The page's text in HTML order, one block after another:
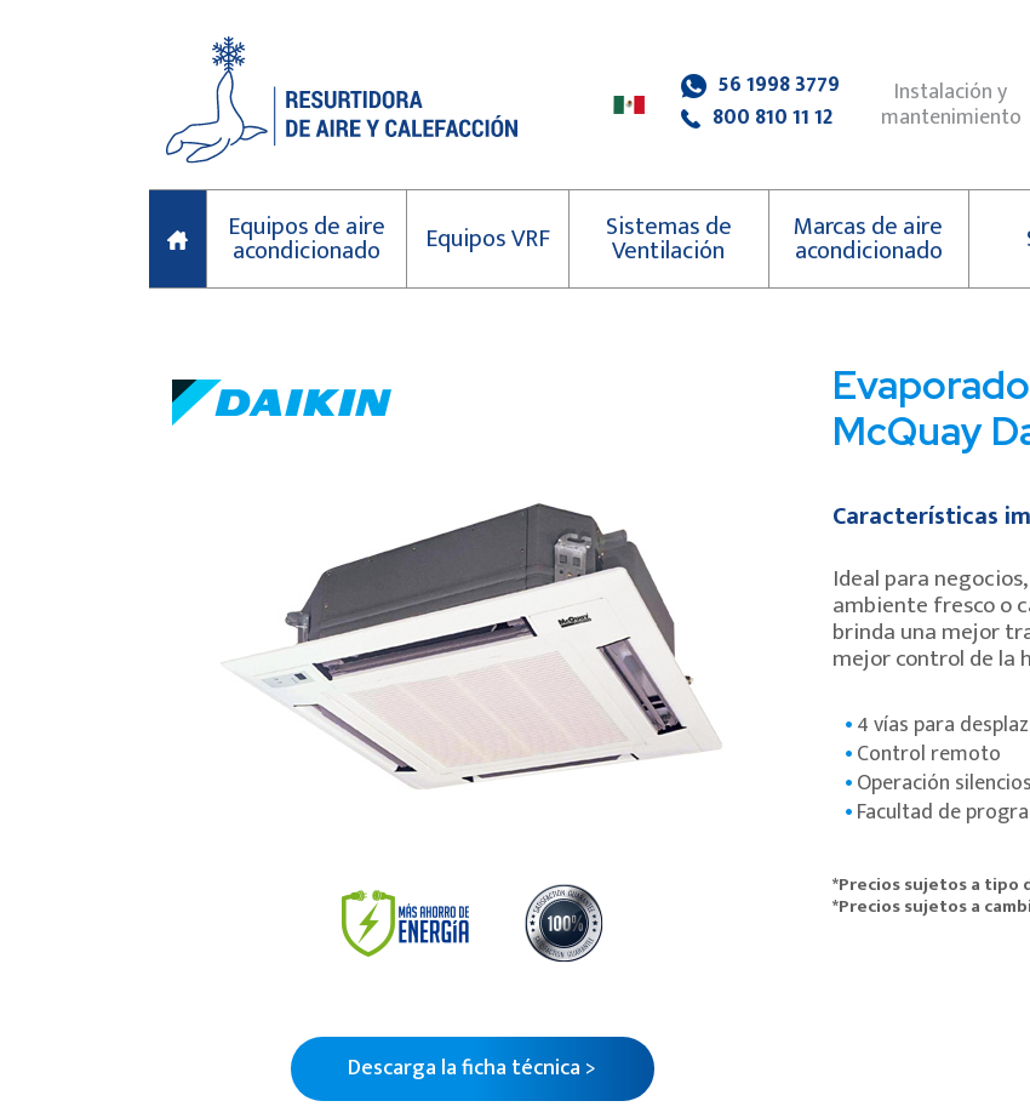
56 1998 3779
800 810 11 12
Instalación y
mantenimiento
Equipos de aire
acondicionado Equipos VRF Sistemas de
Ventilación
Marcas de aire
acondicionado
Descarga la ficha técnica >
McQuay
Características
Ideal para
ambiente fresco o
brinda una mejor
mejor control de la
4 vías para
Control remoto
Operación
Facultad de
*Precios sujetos a tipo
*Precios sujetos a